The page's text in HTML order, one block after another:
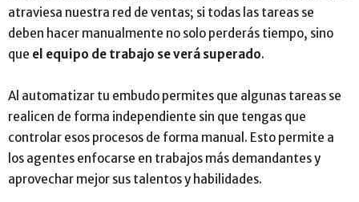
atraviesa nuestra red de ventas; si todas las tareas se
deben hacer manualmente no solo perderás tiempo, sino
que el equipo de trabajo se verá superado.
Al automatizar tu embudo permites que algunas tareas se
realicen de forma independiente sin que tengas que
controlar esos procesos de forma manual. Esto permite a
los agentes enfocarse en trabajos más demandantes y
aprovechar mejor sus talentos y habilidades.